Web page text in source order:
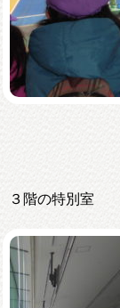
３階の特別室